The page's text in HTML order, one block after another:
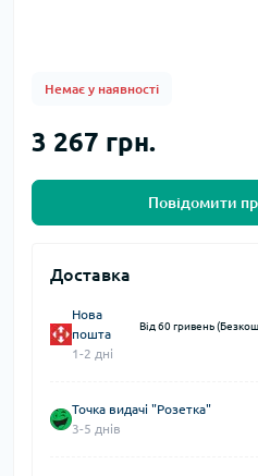
Немає у наявності
3 267 грн.
Повідомити
Доставка
Нова
пошта
1-2 дні
Від 60 гривень
Точка видачі "Розетка"
3-5 днів